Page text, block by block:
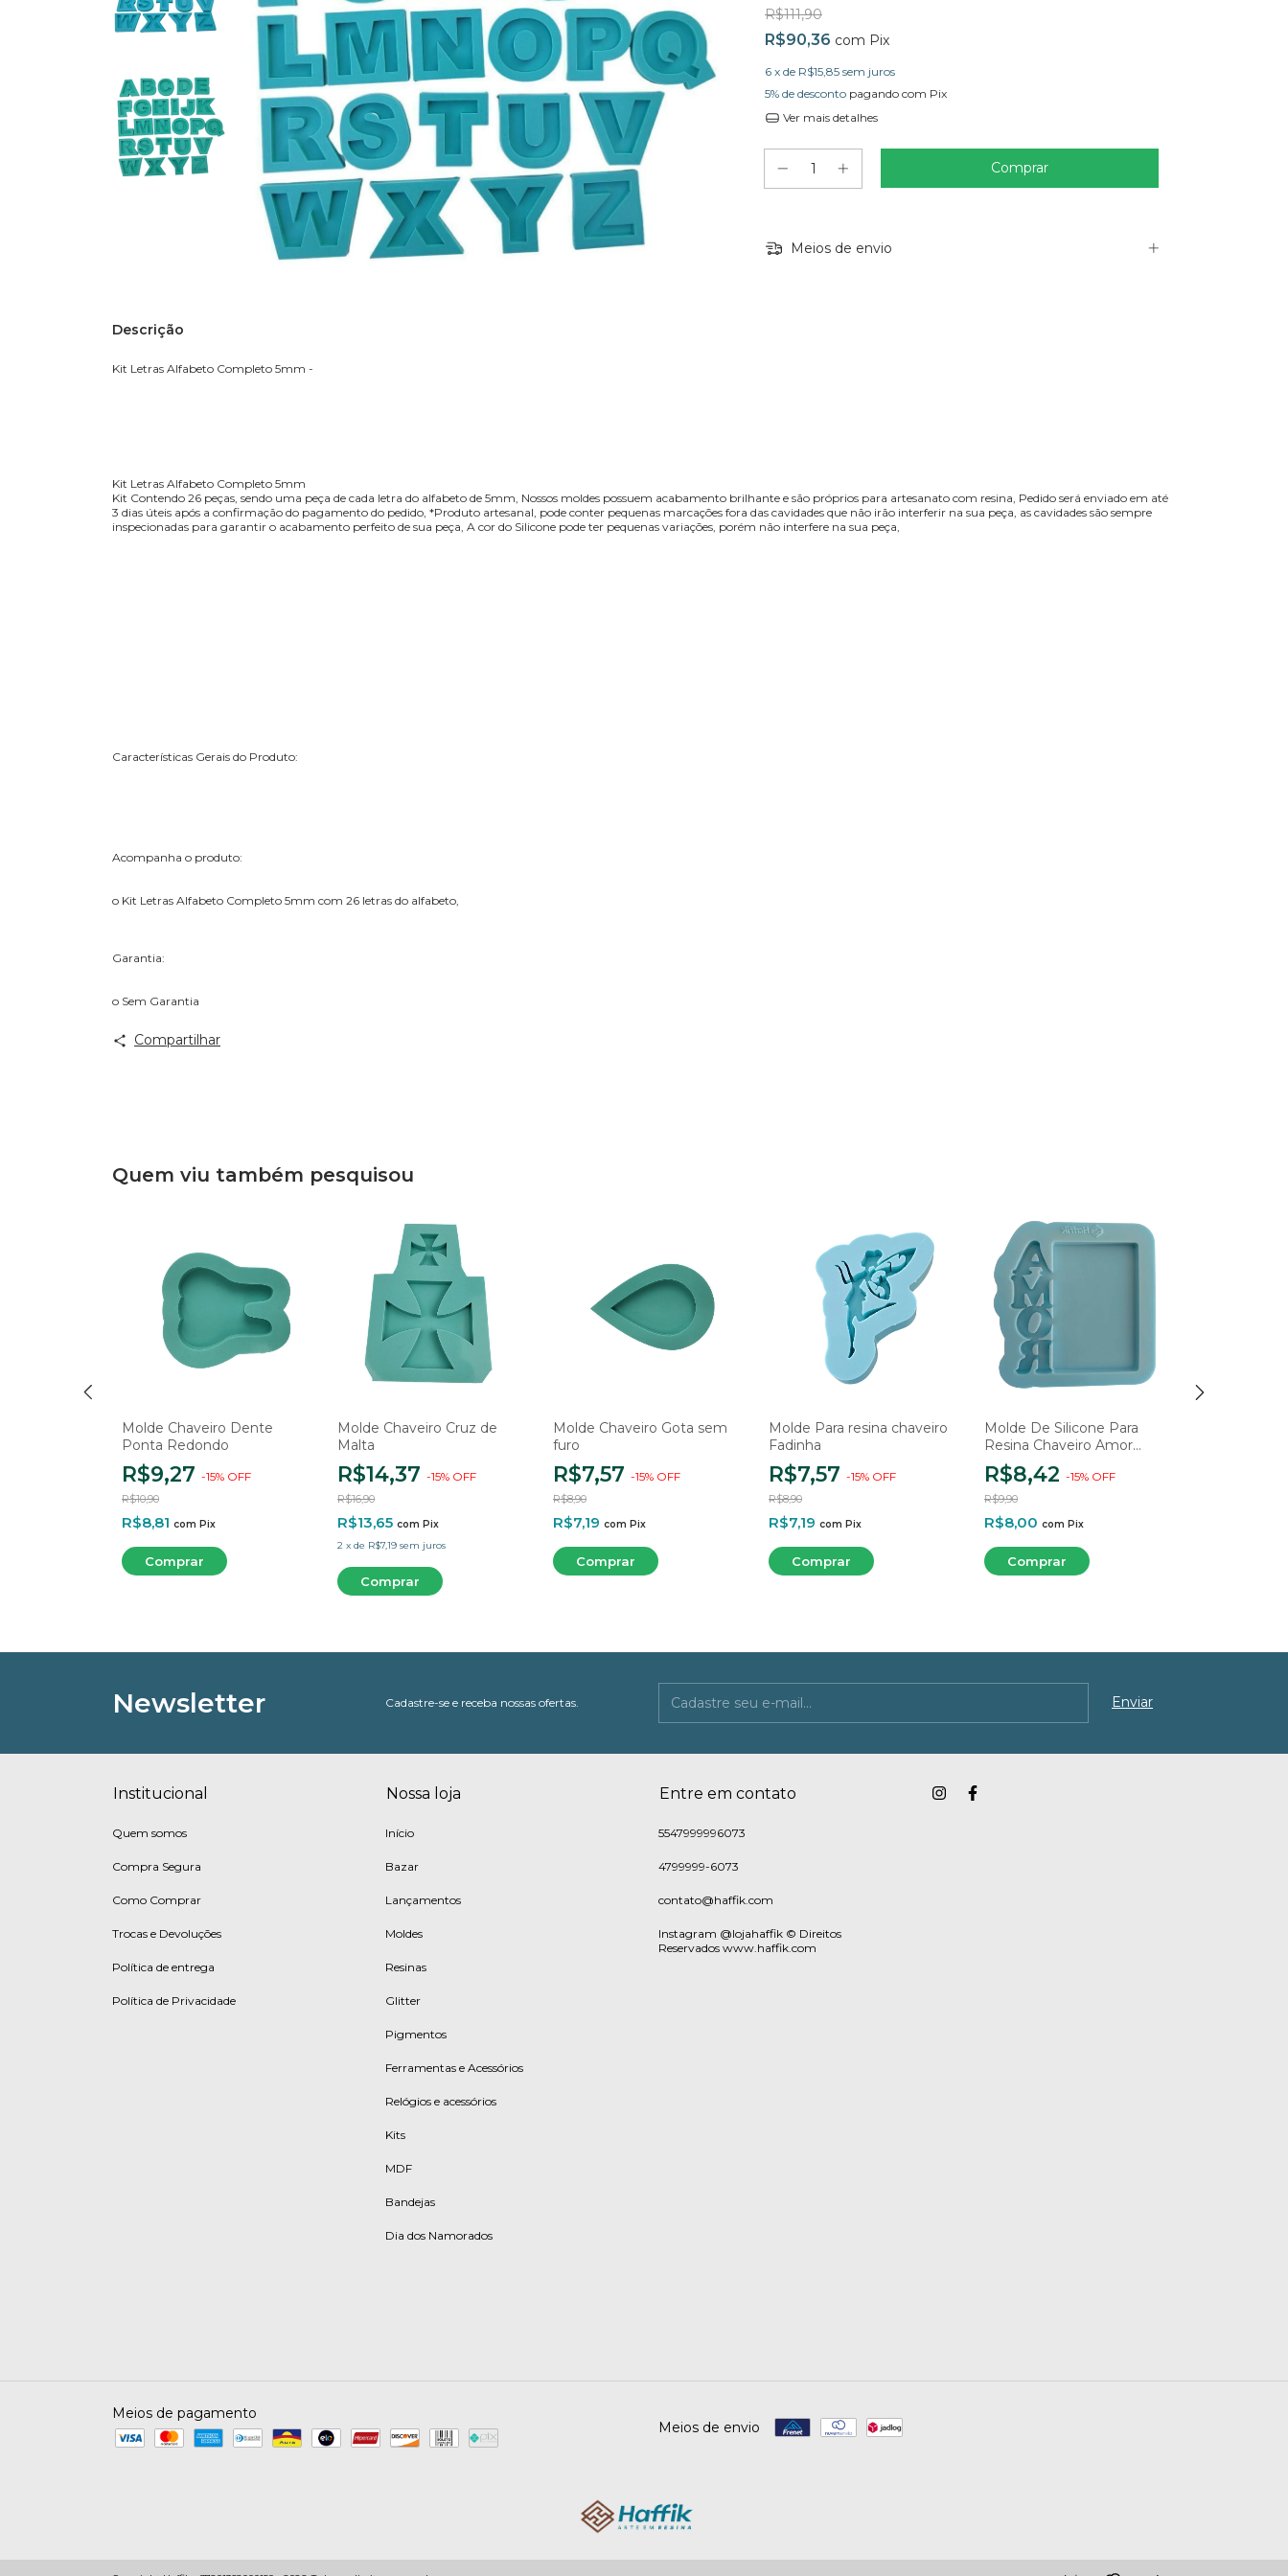
R$111,90
R$90,36 com Pix
6 x de R$15,85 sem juros
5% de desconto pagando com Pix
Ver mais detalhes
Meios de envio
Descrição
Kit Letras Alfabeto Completo 5mm -
Kit Letras Alfabeto Completo 5mm
Kit Contendo 26 peças, sendo uma peça de cada letra do alfabeto de 5mm, Nossos moldes possuem acabamento brilhante e são próprios para artesanato com resina, Pedido será enviado em até
3 dias úteis após a confirmação do pagamento do pedido, *Produto artesanal, pode conter pequenas marcações fora das cavidades que não irão interferir na sua peça, as cavidades são sempre
inspecionadas para garantir o acabamento perfeito de sua peça, A cor do Silicone pode ter pequenas variações, porém não interfere na sua peça,
Características Gerais do Produto:
Acompanha o produto:
o Kit Letras Alfabeto Completo 5mm com 26 letras do alfabeto,
Garantia:
o Sem Garantia
Compartilhar
Quem viu também pesquisou
Molde Chaveiro Dente
Ponta Redondo
R$9,27 -15% OFF
R$10,90
R$8,81 com Pix
Molde Chaveiro Cruz de
Malta
R$14,37 -15% OFF
R$16,90
R$13,65 com Pix
2 x de R$7,19 sem juros
Molde Chaveiro Gota sem
furo
R$7,57 -15% OFF
R$8,90
R$7,19 com Pix
Molde Para resina chaveiro
Fadinha
R$7,57 -15% OFF
R$8,90
R$7,19 com Pix
Molde De Silicone Para
Resina Chaveiro Amor
Afetivo - 1 Cavidade
R$8,42 -15% OFF
R$9,90
R$8,00 com Pix
Newsletter Cadastre-se e receba nossas ofertas.
Institucional
Quem somos
Compra Segura
Como Comprar
Trocas e Devoluções
Política de entrega
Política de Privacidade
Nossa loja
Início
Bazar
Lançamentos
Moldes
Resinas
Glitter
Pigmentos
Ferramentas e Acessórios
Relógios e acessórios
Kits
MDF
Bandejas
Dia dos Namorados
Entre em contato
5547999996073
4799999-6073
contato@haffik.com
Instagram @lojahaffik © Direitos
Reservados www.haffik.com
Meios de pagamento
Meios de envio